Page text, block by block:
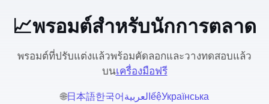
📈 พรอมต์ AI สำหรับนักการตลาด
7 พรอมต์ที่ปรับแต่งแล้ว พร้อมคัดลอกและวาง — ทดสอบแล้ว
บนเครื่องมือ AI ฟรี
🌐日本語한국어 العربية Tiếng ViệtУкраїнська